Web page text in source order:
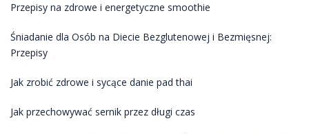
Przepisy na zdrowe i energetyczne smoothie
Śniadanie dla Osób na Diecie Bezglutenowej i Bezmięsnej:
Przepisy
Jak zrobić zdrowe i sycące danie pad thai
Jak przechowywać sernik przez długi czas